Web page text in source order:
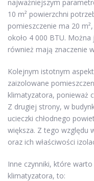
najważniejszym
10 m² powierzchni
pomieszczenie ma 20
około 4 000 BTU.
również mają znaczenie
Kolejnym istotnym
zaizolowane
klimatyzatora, ponieważ
Z drugiej strony, w
ucieczki chłodnego
większa. Z tego względu
oraz ich właściwości
Inne czynniki, które
klimatyzatora, to: